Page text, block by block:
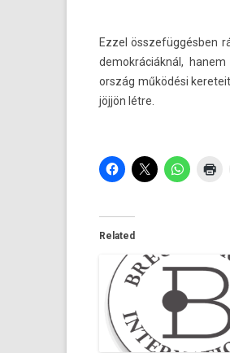
Ezzel összefüggésben
de­mok­ráciák­nál,
ország működési
jöjjön létre.
Related